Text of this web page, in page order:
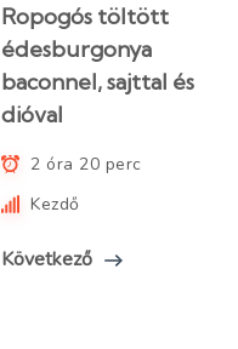
Ropogós töltött
édesburgonya
baconnel, sajttal és
dióval
2 óra 20 perc
Kezdő
Következő